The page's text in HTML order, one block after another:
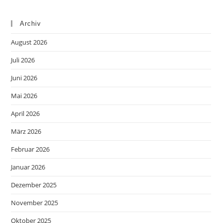
Archiv
August 2026
Juli 2026
Juni 2026
Mai 2026
April 2026
März 2026
Februar 2026
Januar 2026
Dezember 2025
November 2025
Oktober 2025